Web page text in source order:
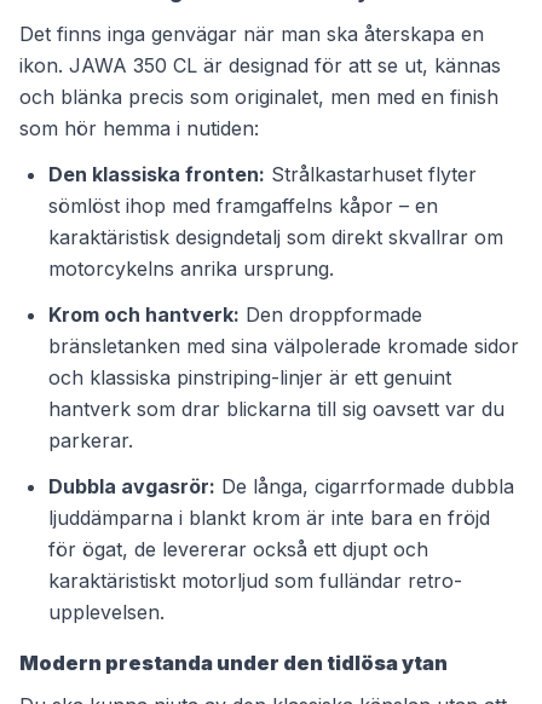
Det finns inga genvägar när man ska återskapa en
ikon. JAWA 350 CL är designad för att se ut, kännas
och blänka precis som originalet, men med en finish
som hör hemma i nutiden:
Den klassiska fronten: Strålkastarhuset flyter
sömlöst ihop med framgaffelns kåpor – en
karaktäristisk designdetalj som direkt skvallrar om
motorcykelns anrika ursprung.
Krom och hantverk: Den droppformade
bränsletanken med sina välpolerade kromade sidor
och klassiska pinstriping-linjer är ett genuint
hantverk som drar blickarna till sig oavsett var du
parkerar.
Dubbla avgasrör: De långa, cigarrformade dubbla
ljuddämparna i blankt krom är inte bara en fröjd
för ögat, de levererar också ett djupt och
karaktäristiskt motorljud som fulländar retro-
upplevelsen.
Modern prestanda under den tidlösa ytan